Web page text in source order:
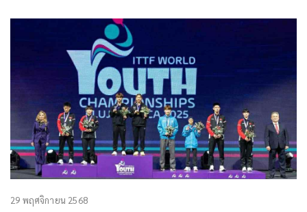
การเข้าแคมป์ฝึกซ้อมคัดเลือกตัว เพื่อเตรียมเดินทางเป็นตัวแทน
ประเทศไทยไปสู้ศึกรายการ “ไอทีทีเอฟ-เอทีทียู เซาท์ อีสต์
เอเชีย ยูธ แชมเปียนชิพส์ 2026” หรือศึกเทเบิลเทนนิสเยาวชน
ชิงแชมป์อาเซียน ที่ประเทศสิงคโปร์ ระหว่างวันที่ 14-19
เมษายน 2569
29 พฤศจิกายน 2568